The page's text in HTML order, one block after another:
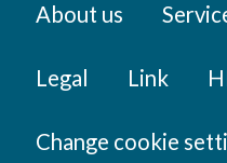
About us
Legal Link
Change cookie